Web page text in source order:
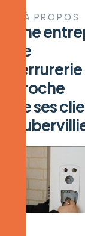
À PROPOS
neentre
e
errurerie
roche
esesclie
ubervilli